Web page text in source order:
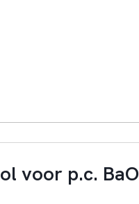
voor p.c. BaO